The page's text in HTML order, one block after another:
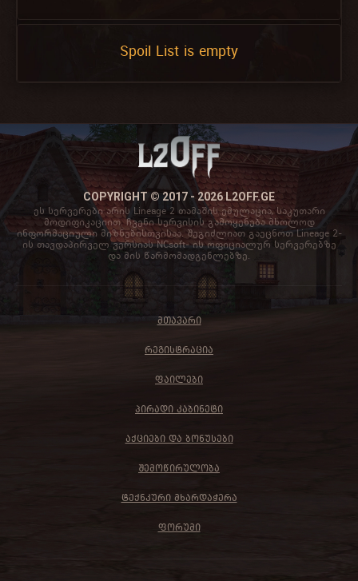
Spoil List is empty
COPYRIGHT © 2017 - 2026 L2OFF.GE
ეს სერვერები არის Lineage 2 თამაშის ემულაცია, საკუთარი
მოდიფიკაციით. ჩვენი სერვისის გამოყენება მხოლოდ
ინფორმაციული მიზნებისთვისაა. შეგიძლიათ გაეცნოთ Lineage 2-
ის თავდაპირველ ვერსიას NCsoft- ის ოფიციალურ სერვერებზე
და მის წარმომადგენლებზე.
ᲛᲗᲐᲕᲐᲠᲘ
ᲠᲔᲒᲘᲡᲢᲠᲐᲪᲘᲐ
ᲤᲐᲘᲚᲔᲑᲘ
ᲞᲘᲠᲐᲓᲘ ᲙᲐᲑᲘᲜᲔᲢᲘ
ᲐᲥᲪᲘᲔᲑᲘ ᲓᲐ ᲑᲝᲜᲣᲡᲔᲑᲘ
ᲨᲔᲛᲝᲬᲘᲠᲣᲚᲝᲑᲐ
ᲢᲔᲥᲜᲙᲣᲠᲘ ᲛᲮᲐᲠᲓᲐᲭᲔᲠᲐ
ᲤᲝᲠᲣᲛᲘ